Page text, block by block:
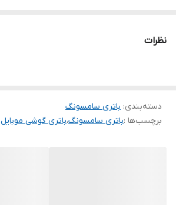
نظرات
دسته‌بندی: باتری سامسونگ
برچسب‌ها :باتری سامسونگ،باتری گوشی موبایل